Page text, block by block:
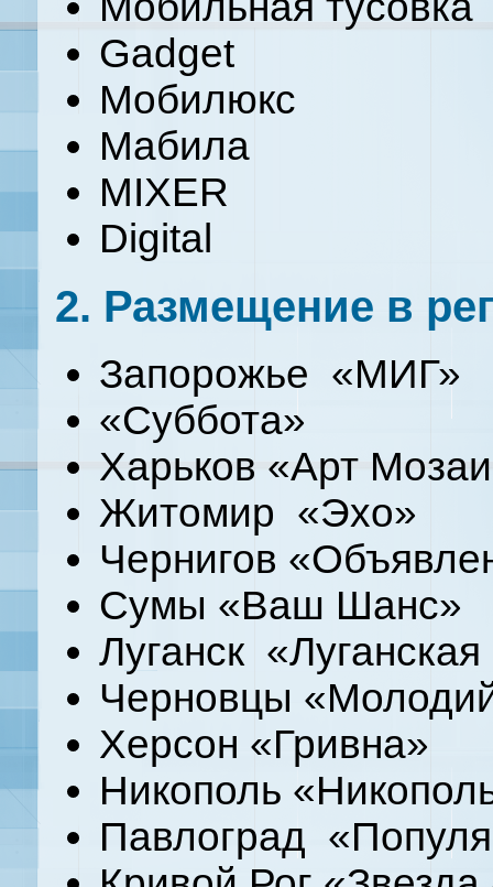
Gadget
Мобилюкс
Мабила
MIXER
Digital
2. Размещение в
Запорожье «МИГ»
«Суббота»
Харьков «Арт
Житомир «Эхо»
Чернигов
Сумы «Ваш Шанс»
Луганск
Черновцы
Херсон «Гривна»
Никополь
Павлоград